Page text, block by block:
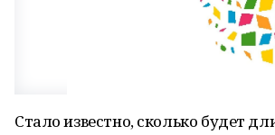
Стало известно, сколько будет